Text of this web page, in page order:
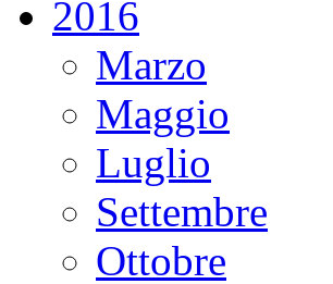
2016
Marzo
Maggio
Luglio
Settembre
Ottobre